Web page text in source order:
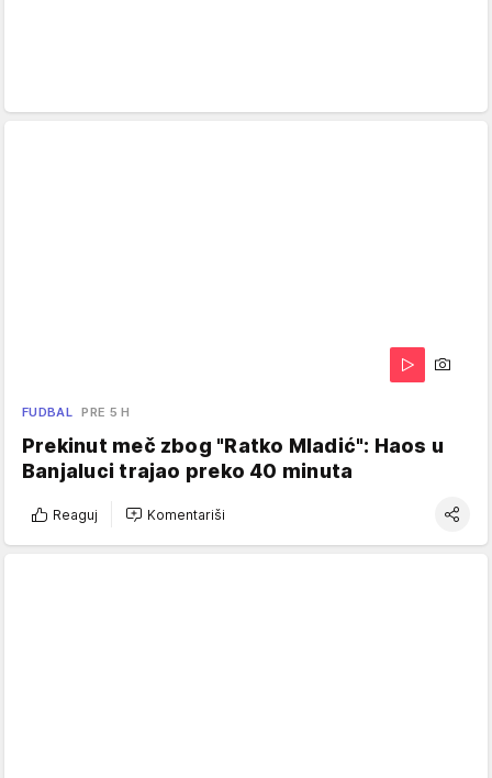
FUDBAL PRE 5 H
Prekinut meč zbog "Ratko Mladić": Haos u
Banjaluci trajao preko 40 minuta
Reaguj Komentariši